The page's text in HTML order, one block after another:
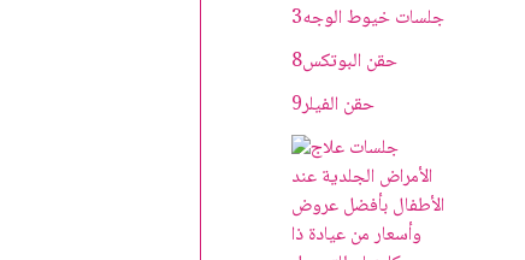
جلسات خيوط الوجه3
حقن البوتکس8
حقن الفيلر9